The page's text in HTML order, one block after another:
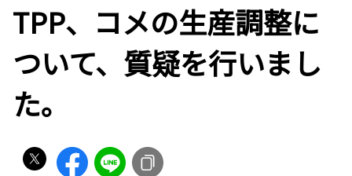
TPP、コメの生産調整に
ついて、質疑を行いまし
た。